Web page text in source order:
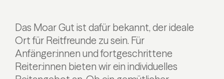
Das Moar Gut ist dafür bekannt, der ideale
Ort für Reitfreunde zu sein. Für
Anfänger:innen und fortgeschrittene
Reiter:innen bieten wir ein individuelles